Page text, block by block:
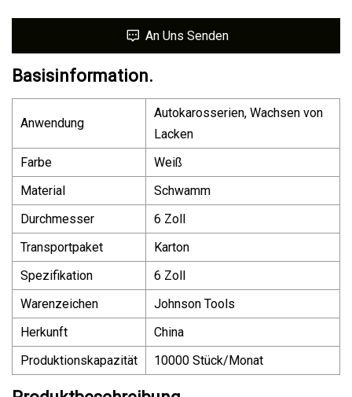
An Uns Senden
Basisinformation.
Anwendung
Autokarosserien, Wachsen von
Lacken
Farbe
Weiß
Material
Schwamm
Durchmesser
6 Zoll
Transportpaket
Karton
Spezifikation
6 Zoll
Warenzeichen
Johnson Tools
Herkunft
China
Produktionskapazität
10000 Stück/Monat